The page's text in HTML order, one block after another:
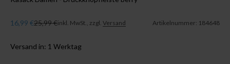
Angebot
16,99 €Regulärer Preis
25,99 €inkl. MwSt., zzgl. Versand Artikelnummer: 184648
Versand in: 1 Werktag